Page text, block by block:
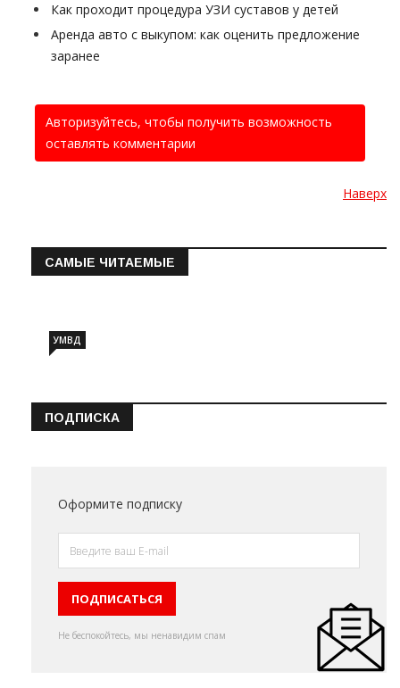
Как проходит процедура УЗИ суставов у детей
Аренда авто с выкупом: как оценить предложение
заранее
Авторизуйтесь, чтобы получить возможность
оставлять комментарии
Наверх
САМЫЕ ЧИТАЕМЫЕ
УМВД
ПОДПИСКА
Оформите подписку
Не беспокойтесь, мы ненавидим спам